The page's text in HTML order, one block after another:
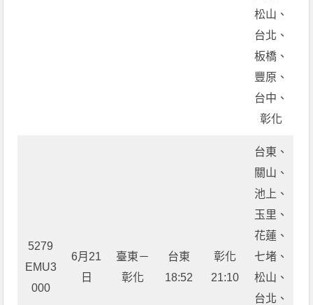
松山、
台北、
板橋、
豐原、
台中、
彰化
5279
EMU3
000
6月21
日
臺東－
彰化
台東
18:52
彰化
21:10
台東、
關山、
池上、
玉里、
花蓮、
七堵、
松山、
台北、